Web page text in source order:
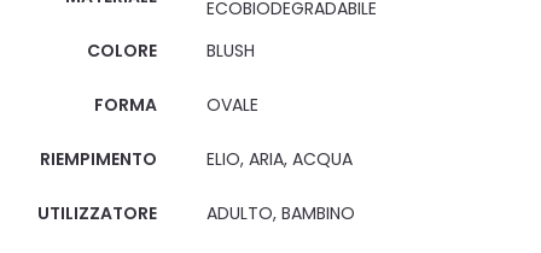
ECOBIODEGRADABILE
COLORE
BLUSH
FORMA OVALE
RIEMPIMENTO ELIO, ARIA, ACQUA
UTILIZZATORE ADULTO, BAMBINO